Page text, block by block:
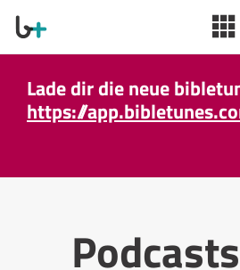
Lade dir die neue
https://